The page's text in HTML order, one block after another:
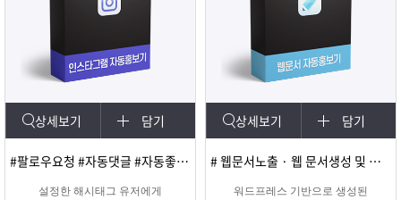
상세보기 담기
#팔로우요청 #자동댓글 #자동좋아요 #SNS마케팅
설정한 해시태그 유저에게
상세보기 담기
# 웹문서노출 · 웹 문서생성 및 등록
워드프레스 기반으로 생성된